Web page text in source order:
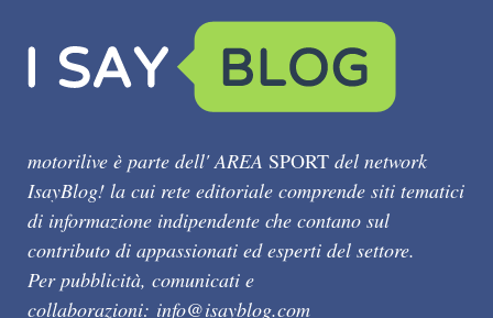
motorilive è parte dell' AREA SPORT del network
IsayBlog! la cui rete editoriale comprende siti tematici
di informazione indipendente che contano sul
contributo di appassionati ed esperti del settore.
Per pubblicità, comunicati e
collaborazioni: info@isayblog.com